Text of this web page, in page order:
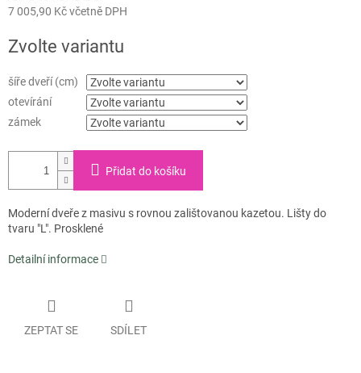
7 005,90 Kč včetně DPH
cena:
Zvolte variantu
šíře dveří (cm)
otevírání
zámek
Přidat do košíku
Moderní dveře z masivu s rovnou zalištovanou kazetou. Lišty do
tvaru "L". Prosklené
Detailní informace
ZEPTAT SE SDÍLET